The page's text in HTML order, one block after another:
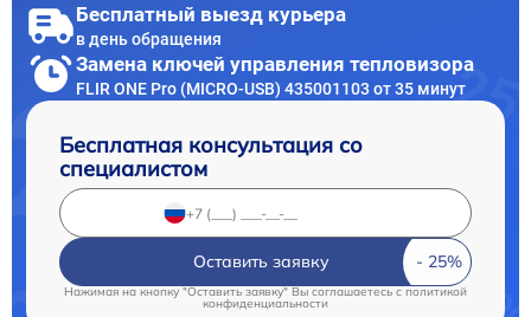
Бесплатный выезд курьера
в день обращения
Замена ключей управления тепловизора
FLIR ONE Pro (MICRO-USB) 435001103 от 35 минут
Бесплатная консультация со
специалистом
Оставить заявку
Нажимая на кнопку "Оставить заявку" Вы соглашаетесь c политикой
конфиденциальности